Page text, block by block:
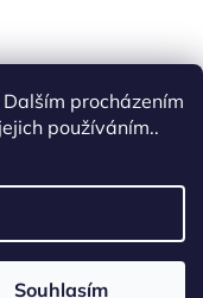
procházením
používáním..
Souhlasím
práva
cookies